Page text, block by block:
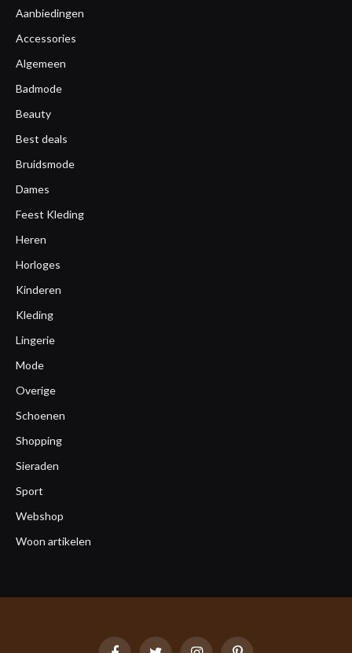
Aanbiedingen
Accessories
Algemeen
Badmode
Beauty
Best deals
Bruidsmode
Dames
Feest Kleding
Heren
Horloges
Kinderen
Kleding
Lingerie
Mode
Overige
Schoenen
Shopping
Sieraden
Sport
Webshop
Woon artikelen